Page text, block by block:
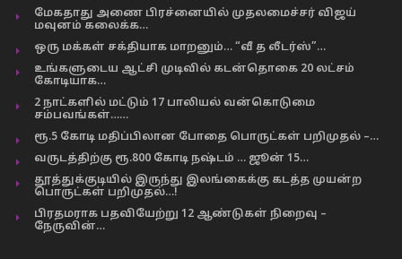
மேகதாது அணை பிரச்னையில் முதலமைச்சர் விஜய்
மவுனம் கலைக்க…
ஒரு மக்கள் சக்தியாக மாறனும்… “வீ த லீடர்ஸ்”…
உங்களுடைய ஆட்சி முடிவில் கடன்தொகை 20 லட்சம்
கோடியாக…
2 நாட்களில் மட்டும் 17 பாலியல் வன்கொடுமை
சம்பவங்கள்……
ரூ.5 கோடி மதிப்பிலான போதை பொருட்கள் பறிமுதல் –…
வருடத்திற்கு ரூ.800 கோடி நஷ்டம் … ஜூன் 15…
தூத்துக்குடியில் இருந்து இலங்கைக்கு கடத்த முயன்ற
பொருட்கள் பறிமுதல்…!
பிரதமராக பதவியேற்று 12 ஆண்டுகள் நிறைவு –
நேருவின்…